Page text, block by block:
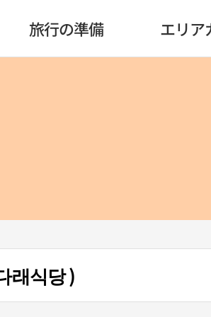
旅行の準備 エリア
래식당 )